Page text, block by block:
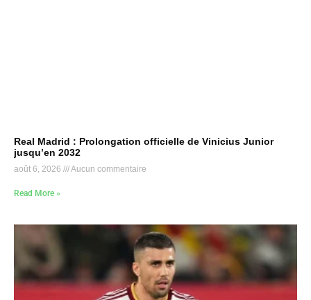
Real Madrid : Prolongation officielle de Vinicius Junior
jusqu’en 2032
août 6, 2026 Aucun commentaire
Read More »